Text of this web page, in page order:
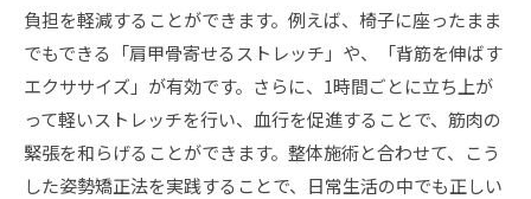
負担を軽減することができます。例えば、椅子に座ったまま
でもできる「肩甲骨寄せるストレッチ」や、「背筋を伸ばす
エクササイズ」が有効です。さらに、1時間ごとに立ち上が
って軽いストレッチを行い、血行を促進することで、筋肉の
緊張を和らげることができます。整体施術と合わせて、こう
した姿勢矯正法を実践することで、日常生活の中でも正しい